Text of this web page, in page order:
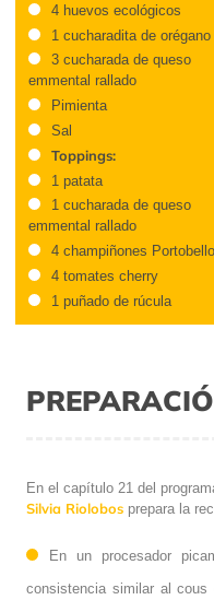
4 huevos ecológicos
1 cucharadita de orégano
3 cucharada de queso
emmental rallado
Pimienta
Sal
Toppings:
1 patata
1 cucharada de queso
emmental rallado
4 champiñones Portobello
4 tomates cherry
1 puñado de rúcula
En el capítulo 21 del
Silvia Riolobos prepara la
En un procesador
consistencia similar al